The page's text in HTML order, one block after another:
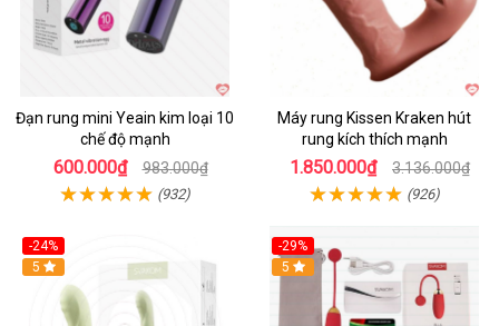
Đạn rung mini Yeain kim loại 10
chế độ mạnh
600.000₫ 983.000₫
(932)
Máy rung Kissen Kraken hút
rung kích thích mạnh
1.850.000₫ 3.136.000₫
(926)
-24%
Hot
5
-29%
5